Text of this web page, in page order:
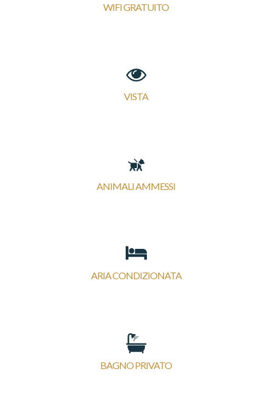
WIFI GRATUITO
VISTA
ANIMALI AMMESSI
ARIA CONDIZIONATA
BAGNO PRIVATO